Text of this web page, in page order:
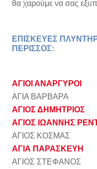
θα χαρούμε να σας
ΕΠΙΣΚΕΥΕΣ
ΠΕΡΙΣΣΟΣ:
ΑΓΙΟΙ ΑΝΑΡΓΥΡΟΙ
ΑΓΙΑ ΒΑΡΒΑΡΑ
ΑΓΙΟΣ ΔΗΜΗΤΡΙΟΣ
ΑΓΙΟΣ ΙΩΑΝΝΗΣ
ΑΓΙΟΣ ΚΟΣΜΑΣ
ΑΓΙΑ ΠΑΡΑΣΚΕΥΗ
ΑΓΙΟΣ ΣΤΕΦΑΝΟΣ